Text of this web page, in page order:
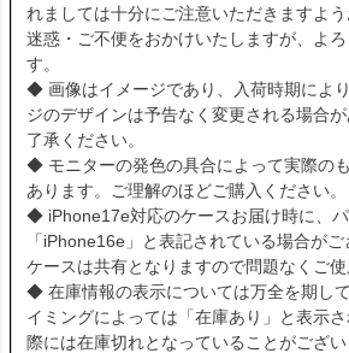
れましては十分にご注意いただきますよ
迷惑・ご不便をおかけいたしますが、よ
す。
◆ 画像はイメージであり、入荷時期によ
ジのデザインは予告なく変更される場合
了承ください。
◆ モニターの発色の具合によって実際の
あります。ご理解のほどご購入ください。
◆ iPhone17e対応のケースお届け時に、
「iPhone16e」と表記されている場合が
ケースは共有となりますので問題なくご使
◆ 在庫情報の表示については万全を期し
イミングによっては「在庫あり」と表示
際には在庫切れとなっていることがござ